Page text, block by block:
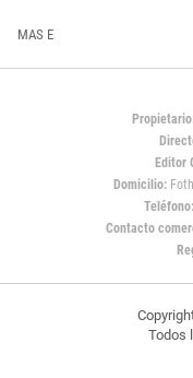
MAS E
Editor
Domicilio:
Teléfono:
Contacto
Todos